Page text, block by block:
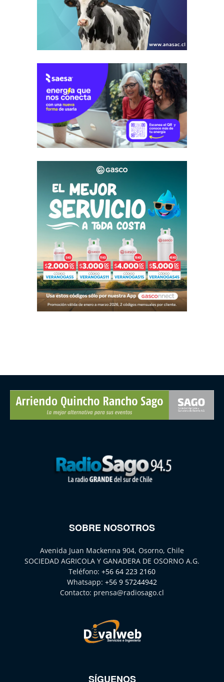
SOBRE NOSOTROS
Avenida Juan Mackenna 904, Osorno, Chile
SOCIEDAD AGRICOLA Y GANADERA DE OSORNO A.G.
Teléfono: +56 64 223 2160
Whatsapp: +56 9 57244942
Contacto: prensa@radiosago.cl
SÍGUENOS